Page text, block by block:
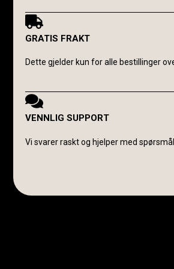
GRATIS FRAKT
Dette gjelder kun for alle bestillinger
VENNLIG SUPPORT
Vi svarer raskt og hjelper med